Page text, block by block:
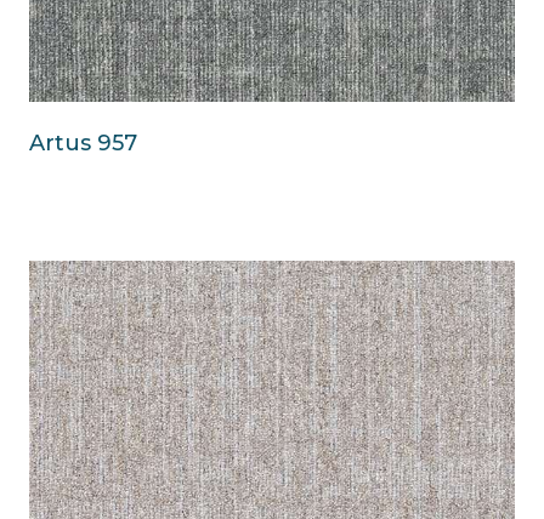
Artus 957